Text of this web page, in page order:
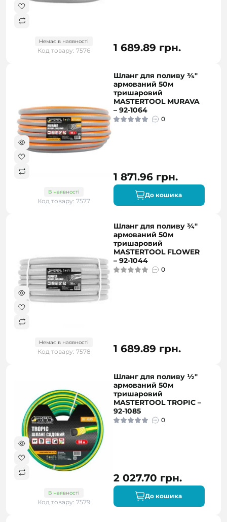
Немає в наявності
Код товару: 7576 1 689.89 грн.
В наявності
Код товару: 7577
Шланг для поливу ¾"
армований 50м
тришаровий
MASTERTOOL MURAVA
– 92-1064
0
1 871.96 грн.
До кошика
Немає в наявності
Код товару: 7578
Шланг для поливу ¾"
армований 50м
тришаровий
MASTERTOOL FLOWER
– 92-1044
0
1 689.89 грн.
В наявності
Код товару: 7579
Шланг для поливу ½"
армований 50м
тришаровий
MASTERTOOL TROPIC –
92-1085
0
2 027.70 грн.
До кошика